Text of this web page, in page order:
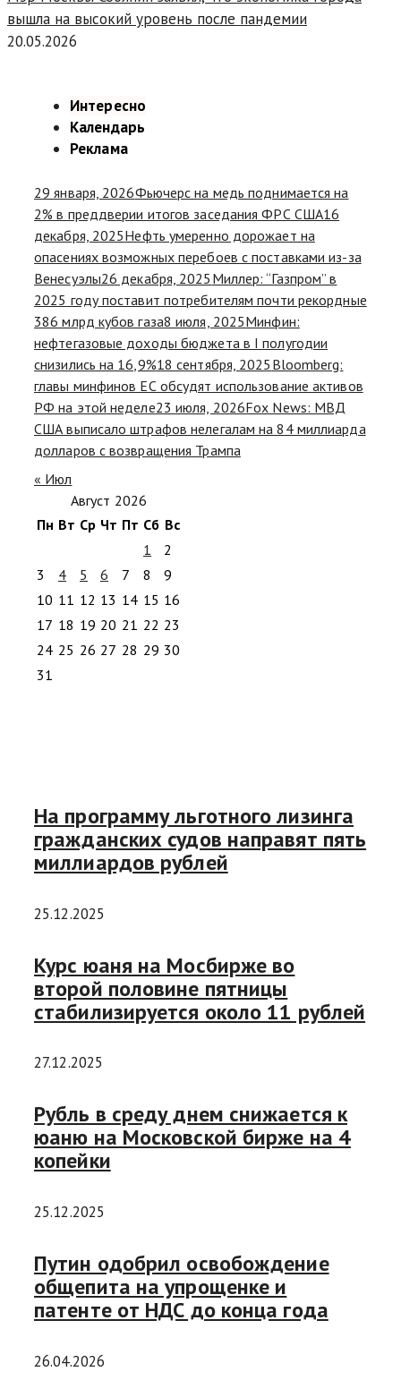
вышла на высокий уровень после пандемии
20.05.2026
Интересно
Календарь
Реклама
29 января, 2026Фьючерс на медь поднимается на
2% в преддверии итогов заседания ФРС США16
декабря, 2025Нефть умеренно дорожает на
опасениях возможных перебоев с поставками из-за
Венесуэлы26 декабря, 2025 Миллер: “Газпром” в
2025 году поставит потребителям почти рекордные
386 млрд кубов газа8 июля, 2025Минфин:
нефтегазовые доходы бюджета в I полугодии
снизились на 16,9%18 сентября, 2025 Bloomberg:
главы минфинов ЕС обсудят использование активов
РФ на этой неделе23 июля, 2026Fox News: МВД
США выписало штрафов нелегалам на 84 миллиарда
долларов с возвращения Трампа
« Июл
Август 2026
Пн Вт Ср Чт Пт Сб Вс
1
2
3
4 5 6 7 8
9
10 11 12 13 14 15 16
17 18 19 20 21 22 23
24 25 26 27 28 29 30
31
На программу льготного лизинга
гражданских судов направят пять
миллиардов рублей
25.12.2025
Курс юаня на Мосбирже во
второй половине пятницы
стабилизируется около 11 рублей
27.12.2025
Рубль в среду днем снижается к
юаню на Московской бирже на 4
копейки
25.12.2025
Путин одобрил освобождение
общепита на упрощенке и
патенте от НДС до конца года
26.04.2026